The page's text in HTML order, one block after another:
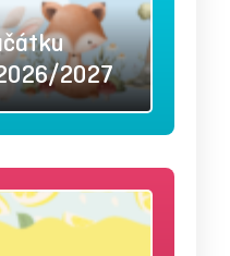
2027